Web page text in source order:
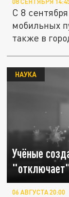
08 СЕНТЯБРЯ
С 8
мобильных
также в
Учёные
НАУКА
06 АВГУСТА 20:00